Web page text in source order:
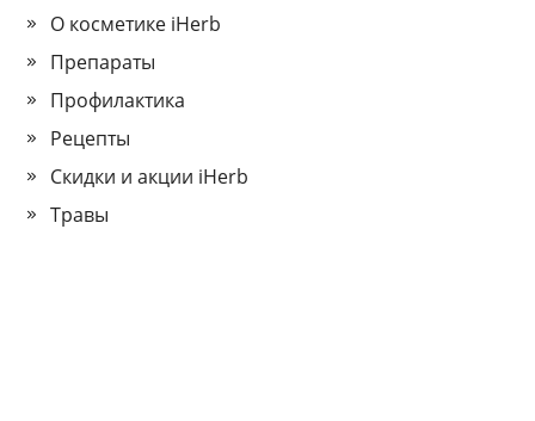
О косметике iHerb
Препараты
Профилактика
Рецепты
Скидки и акции iHerb
Травы